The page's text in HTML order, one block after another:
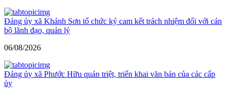
Đảng ủy xã Khánh Sơn tổ chức ký cam kết trách nhiệm đối với cán
bộ lãnh đạo, quản lý
06/08/2026
Đảng ủy xã Phước Hữu quán triệt, triển khai văn bản của các cấp
ủy